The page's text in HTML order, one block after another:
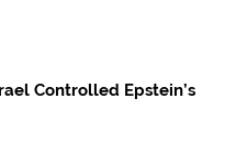
Controlled Epstein’s